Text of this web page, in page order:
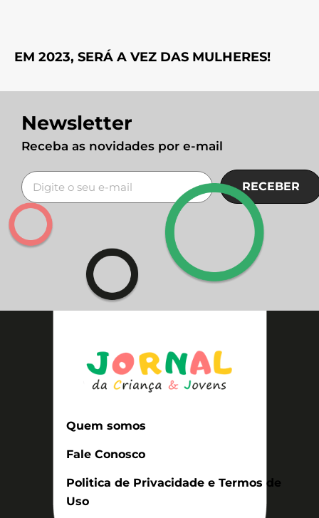
EM 2023, SERÁ A VEZ DAS MULHERES!
Newsletter
Receba as novidades por e-mail
RECEBER
Quem somos
Fale Conosco
Politica de Privacidade e Termos de
Uso